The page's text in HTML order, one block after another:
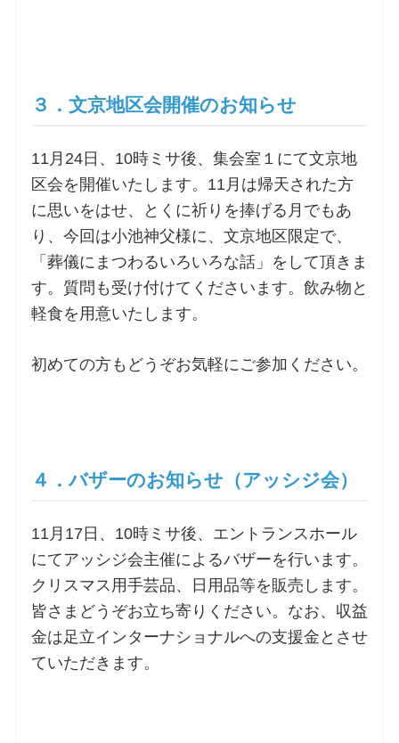
３．文京地区会開催のお知らせ
11月24日、10時ミサ後、集会室１にて文京地
区会を開催いたします。11月は帰天された方
に思いをはせ、とくに祈りを捧げる月でもあ
り、今回は小池神父様に、文京地区限定で、
「葬儀にまつわるいろいろな話」をして頂きま
す。質問も受け付けてくださいます。飲み物と
軽食を用意いたします。
初めての方もどうぞお気軽にご参加ください。
４．バザーのお知らせ（アッシジ会）
11月17日、10時ミサ後、エントランスホール
にてアッシジ会主催によるバザーを行います。
クリスマス用手芸品、日用品等を販売します。
皆さまどうぞお立ち寄りください。なお、収益
金は足立インターナショナルへの支援金とさせ
ていただきます。